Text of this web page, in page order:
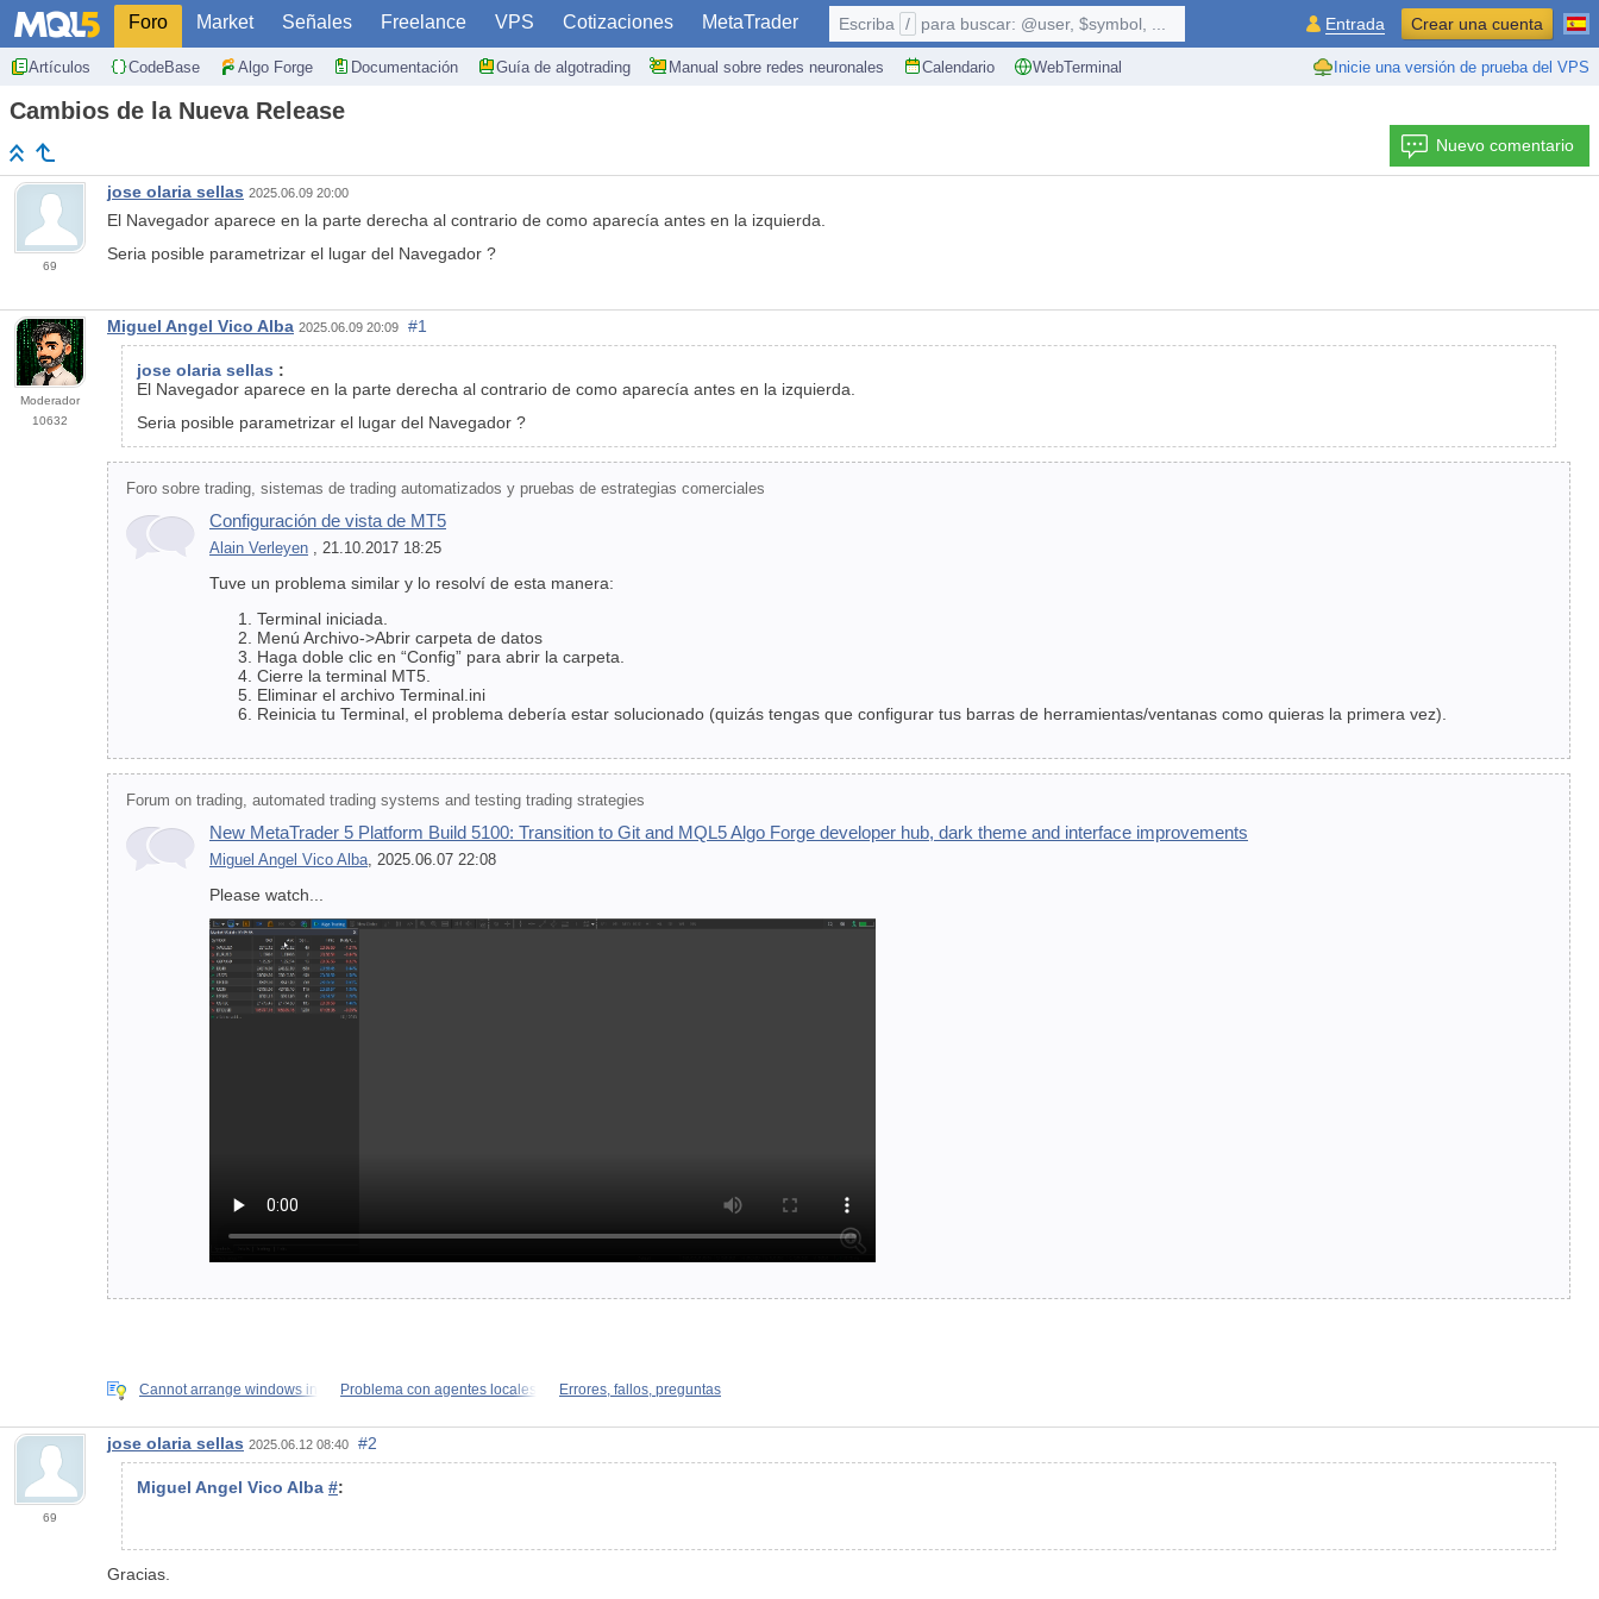
Foro Market Señales Freelance VPS Cotizaciones MetaTrader
Artículos CodeBase Algo Forge Documentación Guía de algotrading Manual sobre redes neuronales Calendario WebTerminal Inicie una versión de prueba del VPS
Escriba / para buscar: @user, $symbol, ... Entrada Crear una cuenta
Cambios de la Nueva Release
Nuevo comentario
69
jose olaria sellas 2025.06.09 20:00
El Navegador aparece en la parte derecha al contrario de como aparecía antes en la izquierda.
Seria posible parametrizar el lugar del Navegador ?
Moderador
10632
Miguel Angel Vico Alba 2025.06.09 20:09 #1
jose olaria sellas :
El Navegador aparece en la parte derecha al contrario de como aparecía antes en la izquierda.
Seria posible parametrizar el lugar del Navegador ?
Foro sobre trading, sistemas de trading automatizados y pruebas de estrategias comerciales
Configuración de vista de MT5
Alain Verleyen , 21.10.2017 18:25
Tuve un problema similar y lo resolví de esta manera:
Terminal iniciada.
Menú Archivo->Abrir carpeta de datos
Haga doble clic en “Config” para abrir la carpeta.
Cierre la terminal MT5.
Eliminar el archivo Terminal.ini
Reinicia tu Terminal, el problema debería estar solucionado (quizás tengas que configurar tus barras de herramientas/ventanas como quieras la primera vez).
Forum on trading, automated trading systems and testing trading strategies
New MetaTrader 5 Platform Build 5100: Transition to Git and MQL5 Algo Forge developer hub, dark theme and interface improvements
Miguel Angel Vico Alba, 2025.06.07 22:08
Please watch...
Cannot arrange windows in Problema con agentes locales Errores, fallos, preguntas
69
jose olaria sellas 2025.06.12 08:40 #2
Miguel Angel Vico Alba #:
Gracias.